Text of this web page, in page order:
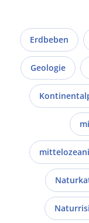
Erdbeben
Geologie